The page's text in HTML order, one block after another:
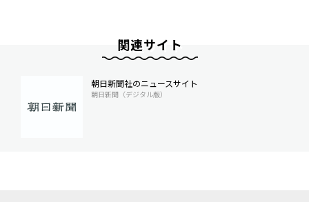
関連サイト
朝日新聞社のニュースサイト
朝日新聞（デジタル版）